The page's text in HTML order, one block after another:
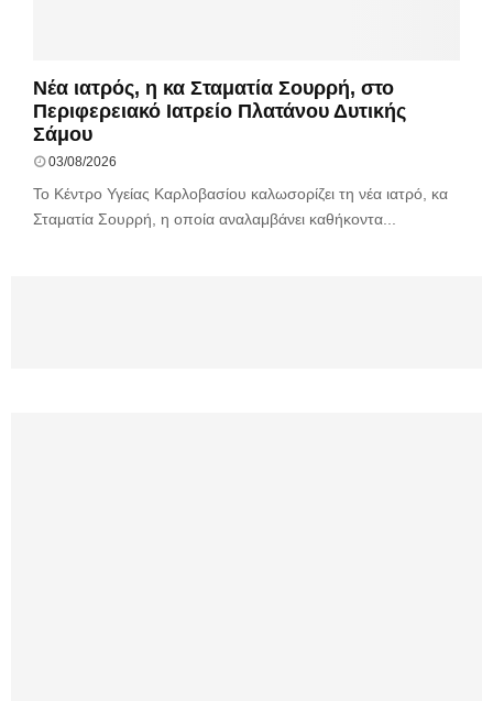
Νέα ιατρός, η κα Σταματία Σουρρή, στο
Περιφερειακό Ιατρείο Πλατάνου Δυτικής
Σάμου
03/08/2026
Το Κέντρο Υγείας Καρλοβασίου καλωσορίζει τη νέα ιατρό, κα
Σταματία Σουρρή, η οποία αναλαμβάνει καθήκοντα...